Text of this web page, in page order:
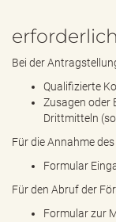
Bei der
Qualifizierte
Zusagen oder
Drittmitteln
Für die Annahme
Formular
Für den Abruf der
Formular zur